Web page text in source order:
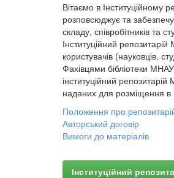
Вітаємо в Інституційному
розповсюджує та
складу, співробітників та
Інституційний
користувачів (науковців,
Фахівцями бібліотеки
інституційний
наданих для розміщення в
Положення про
Авторський договір
Вимоги до матеріалів
Інституційний